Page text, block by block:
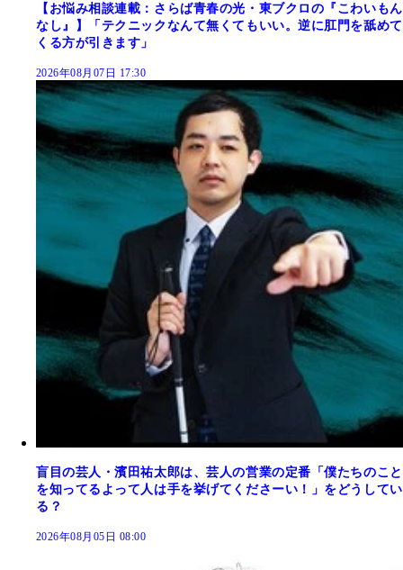
【お悩み相談連載：さらば青春の光・東ブクロの『こわいもん
なし』】「テクニックなんて無くてもいい。逆に肛門を舐めて
くる方が引きます」
2026年08月07日 17:30
盲目の芸人・濱田祐太郎は、芸人の営業の定番「僕たちのこと
を知ってるよって人は手を挙げてくださーい！」をどうしてい
る？
2026年08月05日 08:00